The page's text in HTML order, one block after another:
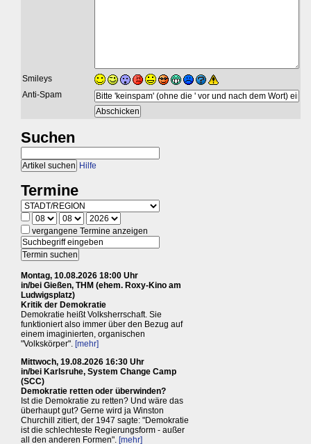
Smileys
Anti-Spam
Suchen
Hilfe
Termine
vergangene Termine anzeigen
Montag, 10.08.2026 18:00 Uhr
in/bei Gießen, THM (ehem. Roxy-Kino am
Ludwigsplatz)
Kritik der Demokratie
Demokratie heißt Volksherrschaft. Sie
funktioniert also immer über den Bezug auf
einem imaginierten, organischen
"Volkskörper". [mehr]
Mittwoch, 19.08.2026 16:30 Uhr
in/bei Karlsruhe, System Change Camp
(SCC)
Demokratie retten oder überwinden?
Ist die Demokratie zu retten? Und wäre das
überhaupt gut? Gerne wird ja Winston
Churchill zitiert, der 1947 sagte: "Demokratie
ist die schlechteste Regierungsform - außer
all den anderen Formen". [mehr]